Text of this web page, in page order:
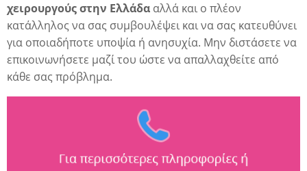
χειρουργούς στην Ελλάδα αλλά και ο πλέον
κατάλληλος να σας συμβουλέψει και να σας κατευθύνει
για οποιαδήποτε υποψία ή ανησυχία. Μην διστάσετε να
επικοινωνήσετε μαζί του ώστε να απαλλαχθείτε από
κάθε σας πρόβλημα.